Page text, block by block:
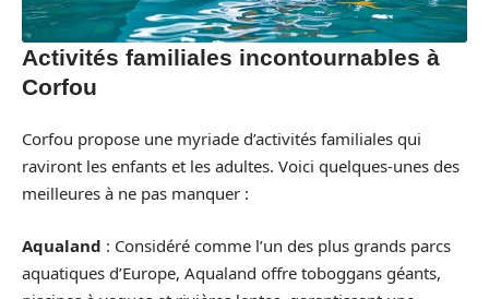
Activités familiales incontournables à
Corfou
Corfou propose une myriade d’activités familiales qui
raviront les enfants et les adultes. Voici quelques-unes des
meilleures à ne pas manquer :
Aqualand : Considéré comme l’un des plus grands parcs
aquatiques d’Europe, Aqualand offre toboggans géants,